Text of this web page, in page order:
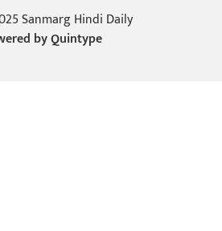
Sanmarg Hindi Daily
byQuintype